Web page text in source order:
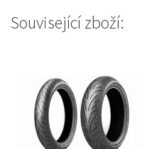
Související zboží: